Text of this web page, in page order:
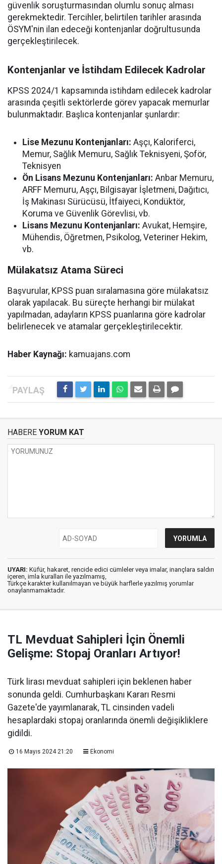
güvenlik soruşturmasından olumlu sonuç alması
gerekmektedir. Tercihler, belirtilen tarihler arasında
ÖSYM'nin ilan edeceği kontenjanlar doğrultusunda
gerçekleştirilecek.
Kontenjanlar ve İstihdam Edilecek Kadrolar
KPSS 2024/1 kapsamında istihdam edilecek kadrolar
arasında çeşitli sektörlerde görev yapacak memurlar
bulunmaktadır. Başlıca kontenjanlar şunlardır:
Lise Mezunu Kontenjanları: Aşçı, Kaloriferci,
Memur, Sağlık Memuru, Sağlık Teknisyeni, Şoför,
Teknisyen
Ön Lisans Mezunu Kontenjanları: Anbar Memuru,
ARFF Memuru, Aşçı, Bilgisayar İşletmeni, Dağıtıcı,
İş Makinası Sürücüsü, İtfaiyeci, Kondüktör,
Koruma ve Güvenlik Görevlisi, vb.
Lisans Mezunu Kontenjanları: Avukat, Hemşire,
Mühendis, Öğretmen, Psikolog, Veteriner Hekim,
vb.
Mülakatsız Atama Süreci
Başvurular, KPSS puan sıralamasına göre mülakatsız
olarak yapılacak. Bu süreçte herhangi bir mülakat
yapılmadan, adayların KPSS puanlarına göre kadrolar
belirlenecek ve atamalar gerçekleştirilecektir.
Haber Kaynağı: kamuajans.com
HABERE YORUM KAT
UYARI: Küfür, hakaret, rencide edici cümleler veya imalar, inançlara saldırı
içeren, imla kuralları ile yazılmamış,
Türkçe karakter kullanılmayan ve büyük harflerle yazılmış yorumlar
onaylanmamaktadır.
TL Mevduat Sahipleri İçin Önemli
Gelişme: Stopaj Oranları Artıyor!
Türk lirası mevduat sahipleri için beklenen haber
sonunda geldi. Cumhurbaşkanı Kararı Resmi
Gazete'de yayımlanarak, TL cinsinden vadeli
hesaplardaki stopaj oranlarında önemli değişikliklere
gidildi.
16 Mayıs 2024 21:20 Ekonomi